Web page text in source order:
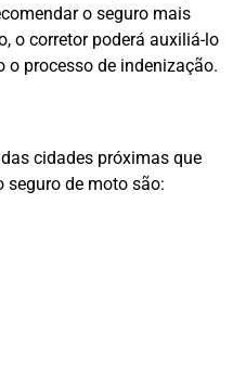
o seguro mais
o corretor poderá auxiliá-lo
processo de indenização.
cidades próximas que
seguro de moto são: